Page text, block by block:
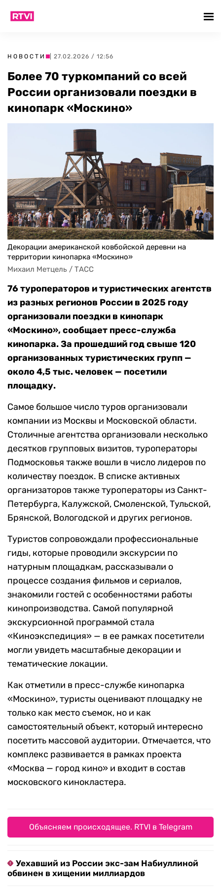
НОВОСТИ | 27.02.2026 / 12:56
Более 70 туркомпаний со всей
России организовали поездки в
кинопарк «Москино»
Декорации американской ковбойской деревни на
территории кинопарка «Москино»
Михаил Метцель / ТАСС
76 туроператоров и туристических агентств
из разных регионов России в 2025 году
организовали поездки в кинопарк
«Москино», сообщает пресс-служба
кинопарка. За прошедший год свыше 120
организованных туристических групп —
около 4,5 тыс. человек — посетили
площадку.
Самое большое число туров организовали
компании из Москвы и Московской области.
Столичные агентства организовали несколько
десятков групповых визитов, туроператоры
Подмосковья также вошли в число лидеров по
количеству поездок. В списке активных
организаторов также туроператоры из Санкт-
Петербурга, Калужской, Смоленской, Тульской,
Брянской, Вологодской и других регионов.
Туристов сопровождали профессиональные
гиды, которые проводили экскурсии по
натурным площадкам, рассказывали о
процессе создания фильмов и сериалов,
знакомили гостей с особенностями работы
кинопроизводства. Самой популярной
экскурсионной программой стала
«Киноэкспедиция» — в ее рамках посетители
могли увидеть масштабные декорации и
тематические локации.
Как отметили в пресс-службе кинопарка
«Москино», туристы оценивают площадку не
только как место съемок, но и как
самостоятельный объект, который интересно
посетить массовой аудитории. Отмечается, что
комплекс развивается в рамках проекта
«Москва — город кино» и входит в состав
московского кинокластера.
Объясняем происходящее. RTVI в Telegram
Уехавший из России экс-зам Набиуллиной
обвинен в хищении миллиардов